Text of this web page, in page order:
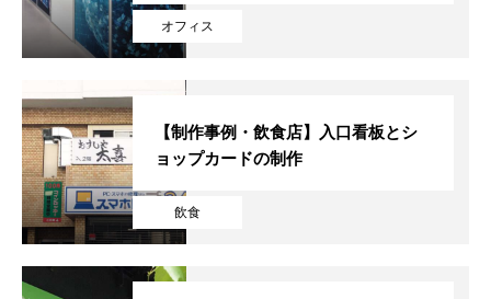
オフィス
飲食
【制作事例・飲食店】入口看板とシ
ョップカードの制作